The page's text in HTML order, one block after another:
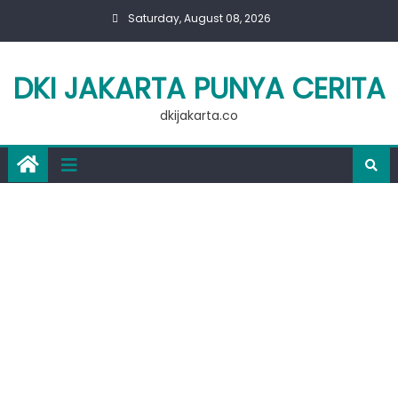
Saturday, August 08, 2026
DKI JAKARTA PUNYA CERITA
dkijakarta.co